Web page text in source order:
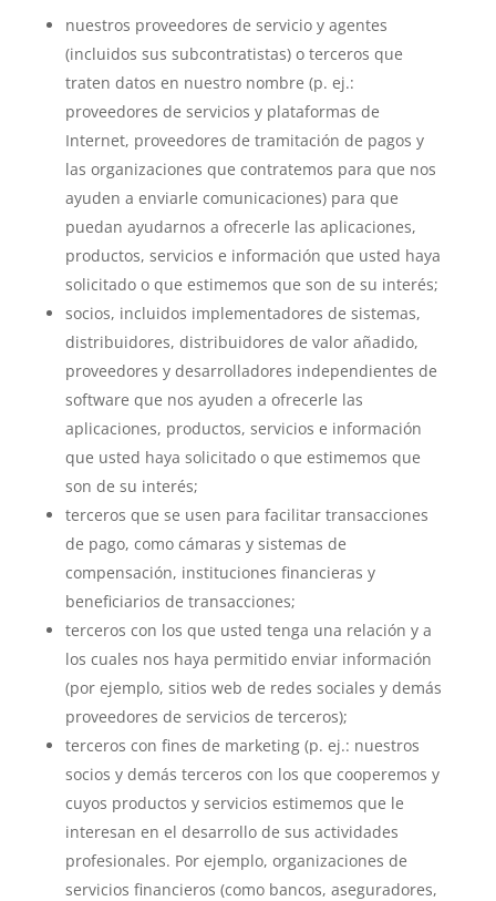
nuestros proveedores de servicio y agentes
(incluidos sus subcontratistas) o terceros que
traten datos en nuestro nombre (p. ej.:
proveedores de servicios y plataformas de
Internet, proveedores de tramitación de pagos y
las organizaciones que contratemos para que nos
ayuden a enviarle comunicaciones) para que
puedan ayudarnos a ofrecerle las aplicaciones,
productos, servicios e información que usted haya
solicitado o que estimemos que son de su interés;
socios, incluidos implementadores de sistemas,
distribuidores, distribuidores de valor añadido,
proveedores y desarrolladores independientes de
software que nos ayuden a ofrecerle las
aplicaciones, productos, servicios e información
que usted haya solicitado o que estimemos que
son de su interés;
terceros que se usen para facilitar transacciones
de pago, como cámaras y sistemas de
compensación, instituciones financieras y
beneficiarios de transacciones;
terceros con los que usted tenga una relación y a
los cuales nos haya permitido enviar información
(por ejemplo, sitios web de redes sociales y demás
proveedores de servicios de terceros);
terceros con fines de marketing (p. ej.: nuestros
socios y demás terceros con los que cooperemos y
cuyos productos y servicios estimemos que le
interesan en el desarrollo de sus actividades
profesionales. Por ejemplo, organizaciones de
servicios financieros (como bancos, aseguradores,